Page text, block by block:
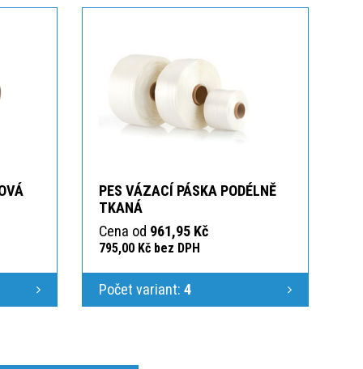
PES VÁZACÍ PÁSKA PODÉLNĚ
TKANÁ
Cena od 961,95 Kč
795,00 Kč bez DPH
Počet variant: 4